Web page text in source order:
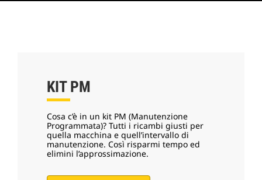
KIT PM
Cosa c’è in un kit PM (Manutenzione
Programmata)? Tutti i ricambi giusti per
quella macchina e quell’intervallo di
manutenzione. Così risparmi tempo ed
elimini l’approssimazione.